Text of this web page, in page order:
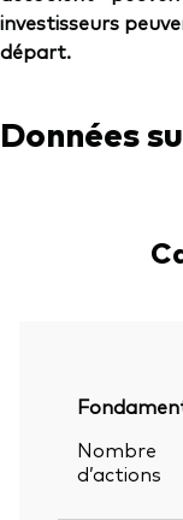
investisseurs
départ.
Données
Nombre
d’actions